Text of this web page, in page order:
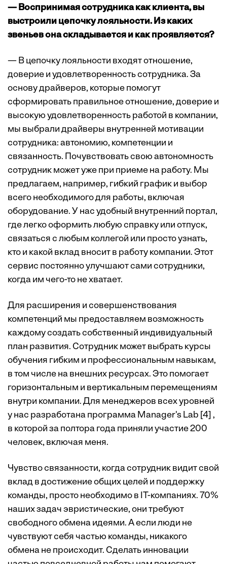
— Воспринимая сотрудника как клиента, вы
выстроили цепочку лояльности. Из каких
звеньев она складывается и как проявляется?
— В цепочку лояльности входят отношение,
доверие и удовлетворенность сотрудника. За
основу драйверов, которые помогут
сформировать правильное отношение, доверие и
высокую удовлетворенность работой в компании,
мы выбрали драйверы внутренней мотивации
сотрудника: автономию, компетенции и
связанность. Почувствовать свою автономность
сотрудник может уже при приеме на работу. Мы
предлагаем, например, гибкий график и выбор
всего необходимого для работы, включая
оборудование. У нас удобный внутренний портал,
где легко оформить любую справку или отпуск,
связаться с любым коллегой или просто узнать,
кто и какой вклад вносит в работу компании. Этот
сервис постоянно улучшают сами сотрудники,
когда им чего-то не хватает.
Для расширения и совершенствования
компетенций мы предоставляем возможность
каждому создать собственный индивидуальный
план развития. Сотрудник может выбрать курсы
обучения гибким и профессиональным навыкам,
в том числе на внешних ресурсах. Это помогает
горизонтальным и вертикальным перемещениям
внутри компании. Для менеджеров всех уровней
у нас разработана программа Manager's Lab [4] ,
в которой за полтора года приняли участие 200
человек, включая меня.
Чувство связанности, когда сотрудник видит свой
вклад в достижение общих целей и поддержку
команды, просто необходимо в IT-компаниях. 70%
наших задач эвристические, они требуют
свободного обмена идеями. А если люди не
чувствуют себя частью команды, никакого
обмена не происходит. Сделать инновации